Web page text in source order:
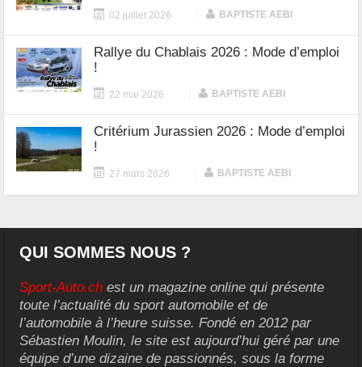
02 juillet 2026 BAPTISTE AEBI
Rallye du Chablais 2026 : Mode d’emploi
!
22 mai 2026 BAPTISTE AEBI
Critérium Jurassien 2026 : Mode d’emploi
!
27 mars 2026 BAPTISTE AEBI
QUI SOMMES NOUS ?
Sport-Auto.ch est un magazine online qui présente
toute l’actualité du sport automobile et de
l’automobile à l’heure suisse. Fondé en 2012 par
Sébastien Moulin, le site est aujourd’hui géré par une
équipe d’une dizaine de passionnés, sous la forme